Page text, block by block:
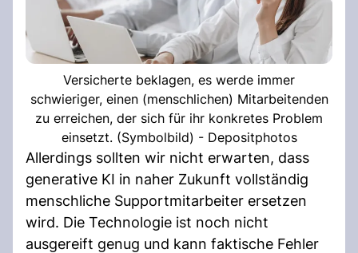
Versicherte beklagen, es werde immer
schwieriger, einen (menschlichen) Mitarbeitenden
zu erreichen, der sich für ihr konkretes Problem
einsetzt. (Symbolbild) - Depositphotos
Allerdings sollten wir nicht erwarten, dass
generative KI in naher Zukunft vollständig
menschliche Supportmitarbeiter ersetzen
wird. Die Technologie ist noch nicht
ausgereift genug und kann faktische Fehler